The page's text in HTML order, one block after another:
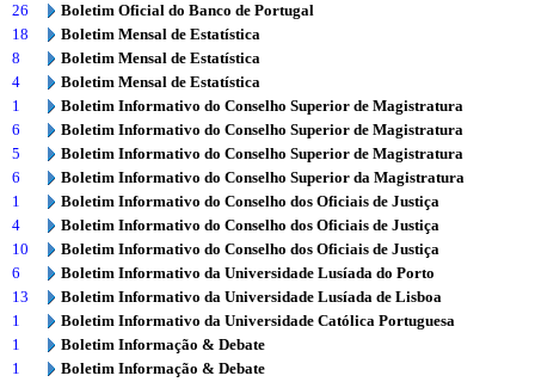
26
Boletim Oficial do Banco de Portugal
18
Boletim Mensal de Estatística
8
Boletim Mensal de Estatística
4
Boletim Mensal de Estatística
1
Boletim Informativo do Conselho Superior de Magistratura
6
Boletim Informativo do Conselho Superior de Magistratura
5
Boletim Informativo do Conselho Superior de Magistratura
6
Boletim Informativo do Conselho Superior da Magistratura
1
Boletim Informativo do Conselho dos Oficiais de Justiça
4
Boletim Informativo do Conselho dos Oficiais de Justiça
10
Boletim Informativo do Conselho dos Oficiais de Justiça
6
Boletim Informativo da Universidade Lusíada do Porto
13
Boletim Informativo da Universidade Lusíada de Lisboa
1
Boletim Informativo da Universidade Católica Portuguesa
1
Boletim Informação & Debate
1
Boletim Informação & Debate